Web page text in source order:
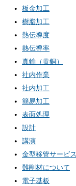
板金加工
樹脂加工
熱伝導度
熱伝導率
真鍮（黄銅）
社内作業
社内加工
簡易加工
表面処理
設計
講演
金型移管サービス
難削材について
電子基板